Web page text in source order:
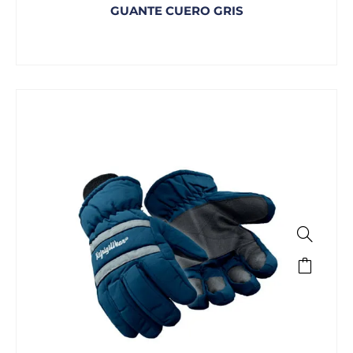
GUANTE CUERO GRIS